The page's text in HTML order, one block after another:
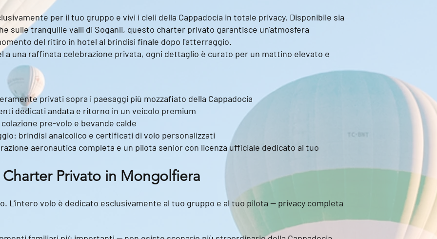
per il tuo gruppo e vivi i cieli della Cappadocia in totale privacy. Disponibile sia
sulle tranquille valli di Soganli, questo charter privato garantisce un'atmosfera
del ritiro in hotel al brindisi finale dopo l'atterraggio.
a una raffinata celebrazione privata, ogni dettaglio è curato per un mattino elevato e
privati sopra i paesaggi più mozzafiato della Cappadocia
dedicati andata e ritorno in un veicolo premium
pre-volo e bevande calde
brindisi analcolico e certificati di volo personalizzati
aeronautica completa e un pilota senior con licenza ufficiale dedicato al tuo
Privato in Mongolfiera
L'intero volo è dedicato esclusivamente al tuo gruppo e al tuo pilota — privacy completa